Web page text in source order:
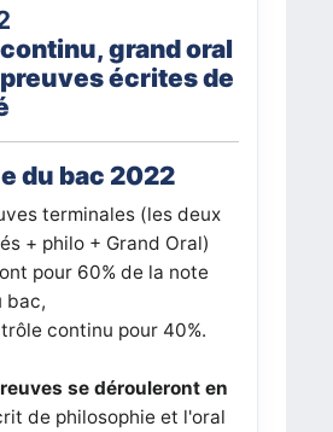
grand oral
écrites de
du bac 2022
terminales (les deux
+ philo + Grand Oral)
pour 60% de la note
bac,
continu pour 40%.
se dérouleront en
de philosophie et l'oral